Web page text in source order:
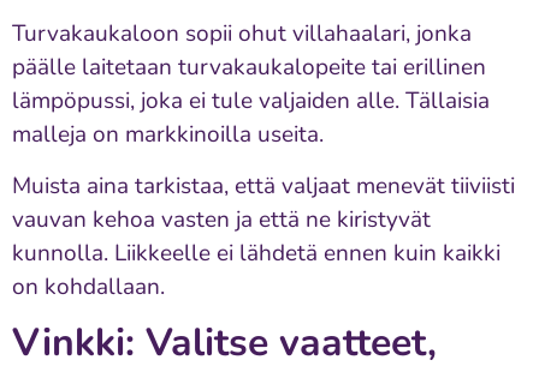
Turvakaukaloon sopii ohut villahaalari, jonka
päälle laitetaan turvakaukalopeite tai erillinen
lämpöpussi, joka ei tule valjaiden alle. Tällaisia
malleja on markkinoilla useita.
Muista aina tarkistaa, että valjaat menevät tiiviisti
vauvan kehoa vasten ja että ne kiristyvät
kunnolla. Liikkeelle ei lähdetä ennen kuin kaikki
on kohdallaan.
Vinkki: Valitse vaatteet,